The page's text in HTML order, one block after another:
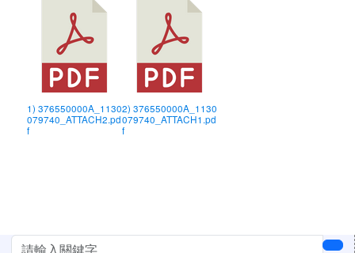
1) 376550000A_1130
079740_ATTACH2.pd
f
2) 376550000A_1130
079740_ATTACH1.pd
f
左邊區域內容